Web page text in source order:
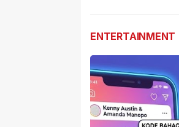
ENTERTAINMENT